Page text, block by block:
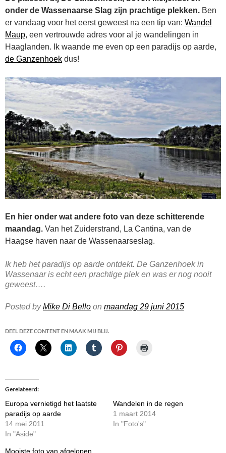
onder de Wassenaarse Slag zijn prachtige plekken. Ben
er vandaag voor het eerst geweest na een tip van: Wandel
Maup, een vertrouwde adres voor al je wandelingen in
Haaglanden. Ik waande me even op een paradijs op aarde,
de Ganzenhoek dus!
En hier onder wat andere foto van deze schitterende
maandag. Van het Zuiderstrand, La Cantina, van de
Haagse haven naar de Wassenaarseslag.
Ik heb het paradijs op aarde ontdekt. De Ganzenhoek in
Wassenaar is echt een prachtige plek en was er nog nooit
geweest….
Posted byMike Di Bello on maandag 29 juni 2015
DEEL DEZE CONTENT EN MAAK MIJ BLIJ.
Gerelateerd
Europa vernietigd het laatste
paradijs op aarde
14 mei 2011
In "Aside"
Wandelen in de regen
1 maart 2014
In "Foto's"
Mooiste foto van afgelopen